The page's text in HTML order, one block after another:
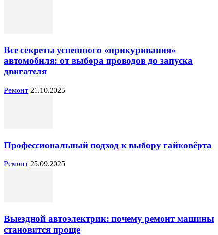
Все секреты успешного «прикуривания»
автомобиля: от выбора проводов до запуска
двигателя
Ремонт 21.10.2025
Профессиональный подход к выбору гайковёрта
Ремонт 25.09.2025
Выездной автоэлектрик: почему ремонт машины
становится проще